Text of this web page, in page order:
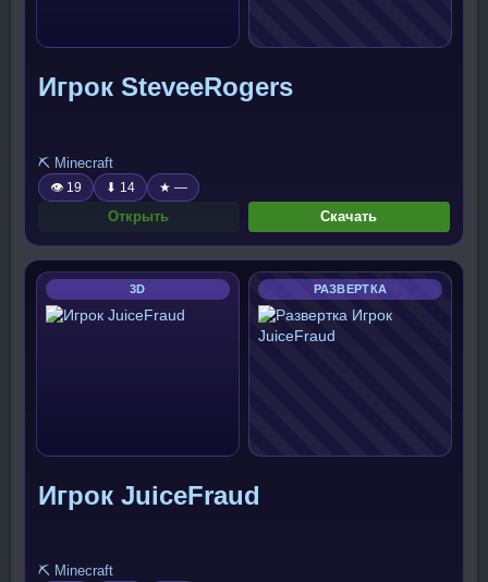
Игрок SteveeRogers
⛏️ Minecraft
👁 19 ⬇ 14 ★ —
Открыть Скачать
3D РАЗВЕРТКА
Игрок JuiceFraud
⛏️ Minecraft